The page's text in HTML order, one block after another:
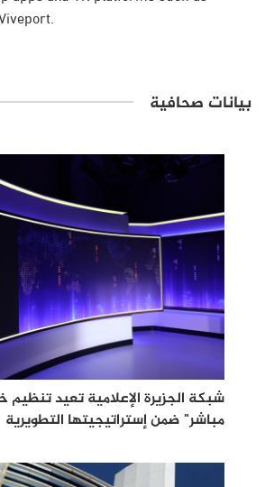
بيانات صحافية
شبكة الجزيرة الإعلامية تعيد تنظيم
مباشر" ضمن إستراتيجيتها التطويرية